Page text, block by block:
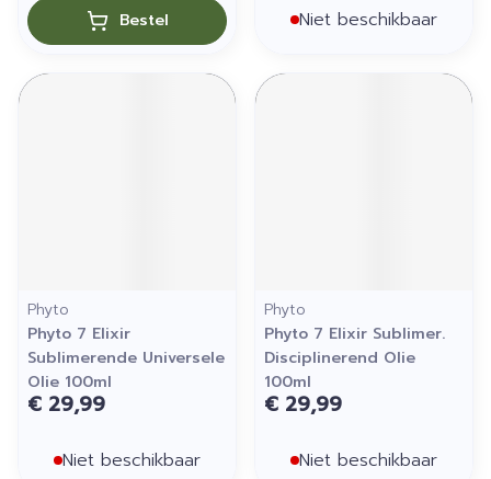
Bestel Niet beschikbaar
Phyto
Phyto 7 Elixir
Sublimerende Universele
Olie 100ml
€ 29,99
Niet beschikbaar
Phyto
Phyto 7 Elixir Sublimer.
Disciplinerend Olie
100ml
€ 29,99
Niet beschikbaar